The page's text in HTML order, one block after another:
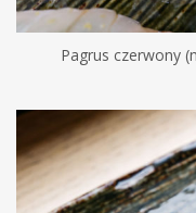
Pagrus czerwony